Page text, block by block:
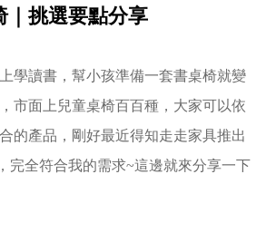
｜挑選要點分享
學讀書，幫小孩準備一套書桌椅就變
市面上兒童桌椅百百種， 大家可以依
的產品， 剛好最近得知走走家具推出
完全符合我的需求~這邊就來分享一下